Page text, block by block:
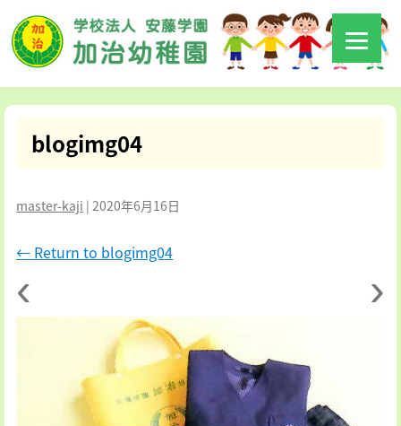
blogimg04
master-kaji |2020年6月16日
← Return to blogimg04
‹ ›